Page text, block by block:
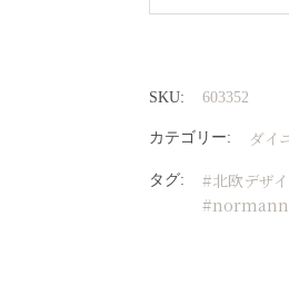
SKU: 603352
カテゴリー: ダイ
タグ: #北欧デザ